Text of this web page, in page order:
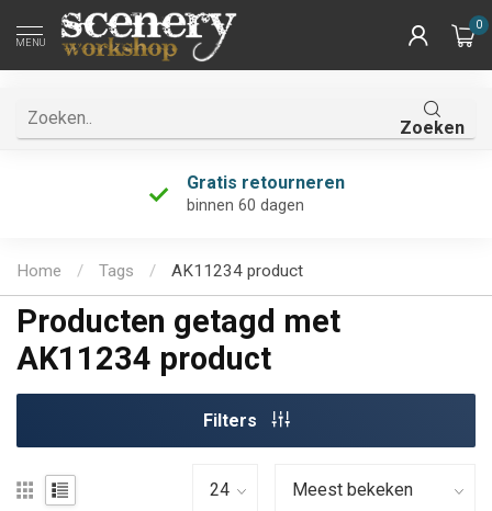
MENU
0
Zoeken
Gratis retourneren
binnen 60 dagen
Home / Tags / AK11234 product
Producten getagd met
AK11234 product
Filters